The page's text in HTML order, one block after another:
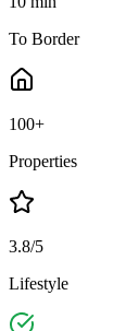
To Border
100+
Properties
3.8/5
Lifestyle